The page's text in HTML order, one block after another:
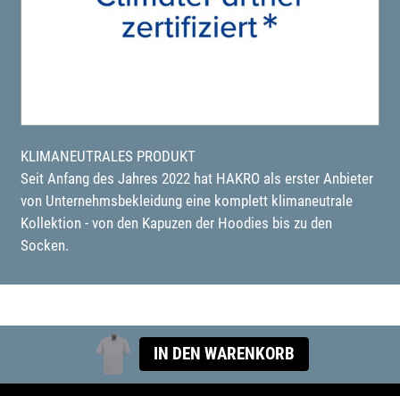
KLIMANEUTRALES PRODUKT
Seit Anfang des Jahres 2022 hat HAKRO als erster Anbieter
von Unternehmsbekleidung eine komplett klimaneutrale
Kollektion - von den Kapuzen der Hoodies bis zu den
Socken.
IN DEN WARENKORB